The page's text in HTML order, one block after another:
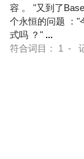
容 。 "又到了
个永恒的问题 ："
式吗 ？" ...
符合词目： 1 -